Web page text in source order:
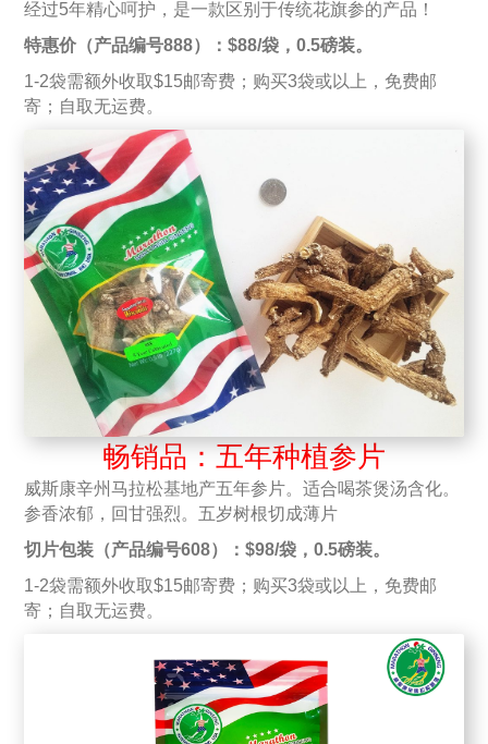
经过5年精心呵护，是一款区别于传统花旗参的产品！
特惠价（产品编号888）：$88/袋，0.5磅装。
1-2袋需额外收取$15邮寄费；购买3袋或以上，免费邮
寄；自取无运费。
畅销品：五年种植参片
威斯康辛州马拉松基地产五年参片。适合喝茶煲汤含化。
参香浓郁，回甘强烈。五岁树根切成薄片
切片包装（产品编号608）：$98/袋，0.5磅装。
1-2袋需额外收取$15邮寄费；购买3袋或以上，免费邮
寄；自取无运费。